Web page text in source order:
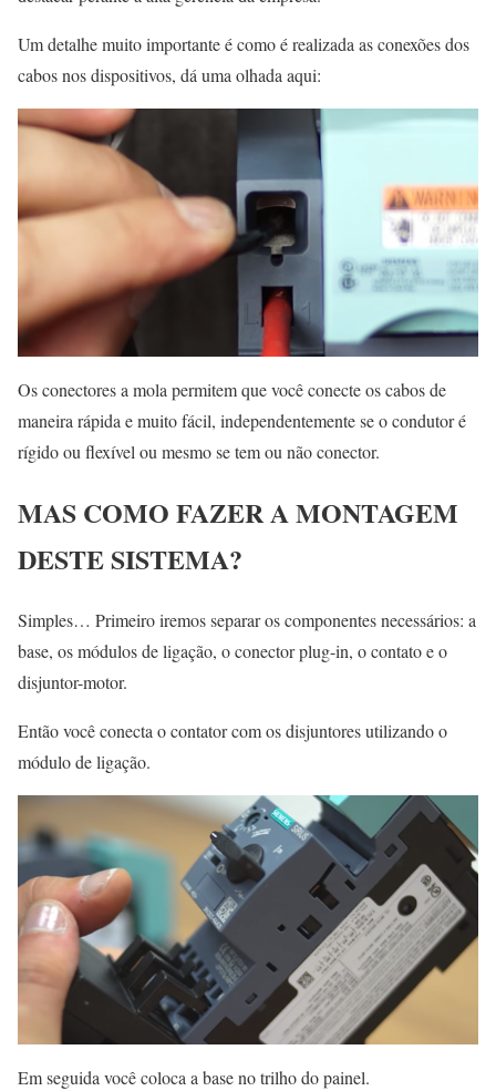
Um detalhe muito importante é como é realizada as conexões dos
cabos nos dispositivos, dá uma olhada aqui:
Os conectores a mola permitem que você conecte os cabos de
maneira rápida e muito fácil, independentemente se o condutor é
rígido ou flexível ou mesmo se tem ou não conector.
MAS COMO FAZER A MONTAGEM
DESTE SISTEMA?
Simples… Primeiro iremos separar os componentes necessários: a
base, os módulos de ligação, o conector plug-in, o contato e o
disjuntor-motor.
Então você conecta o contator com os disjuntores utilizando o
módulo de ligação.
Em seguida você coloca a base no trilho do painel.